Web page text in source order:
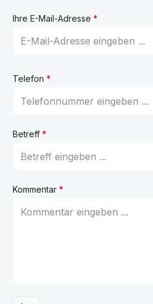
Ihre E-Mail-Adresse *
Telefon *
Betreff *
Kommentar *